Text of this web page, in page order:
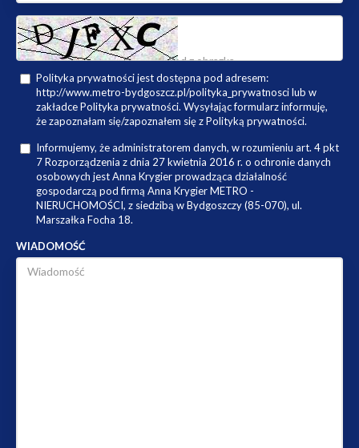
Polityka prywatności jest dostępna pod adresem:
http://www.metro-bydgoszcz.pl/polityka_prywatnosci lub w
zakładce Polityka prywatności. Wysyłając formularz informuję,
że zapoznałam się/zapoznałem się z Polityką prywatności.
Informujemy, że administratorem danych, w rozumieniu art. 4 pkt
7 Rozporządzenia z dnia 27 kwietnia 2016 r. o ochronie danych
osobowych jest Anna Krygier prowadząca działalność
gospodarczą pod firmą Anna Krygier METRO -
NIERUCHOMOŚCI, z siedzibą w Bydgoszczy (85-070), ul.
Marszałka Focha 18.
WIADOMOŚĆ